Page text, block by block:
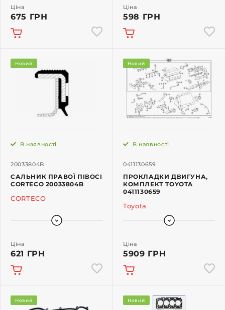
Ціна
675 ГРН
Ціна
598 ГРН
Новий
20033804B
В наявності
САЛЬНИК ПРАВОЇ ПІВОСІ
CORTECO 20033804B
CORTECO
Ціна
621 ГРН
Новий
0411130659
В наявності
ПРОКЛАДКИ ДВИГУНА,
КОМПЛЕКТ TOYOTA
0411130659
Toyota
Ціна
5909 ГРН
Новий Новий